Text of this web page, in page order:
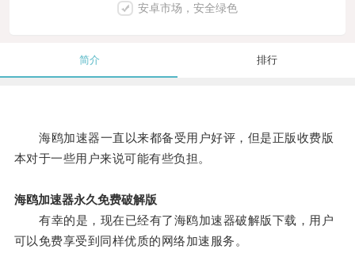
安卓市场，安全绿色
简介 排行
海鸥加速器一直以来都备受用户好评，但是正版收费版
本对于一些用户来说可能有些负担。
海鸥加速器永久免费破解版
有幸的是，现在已经有了海鸥加速器破解版下载，用户
可以免费享受到同样优质的网络加速服务。